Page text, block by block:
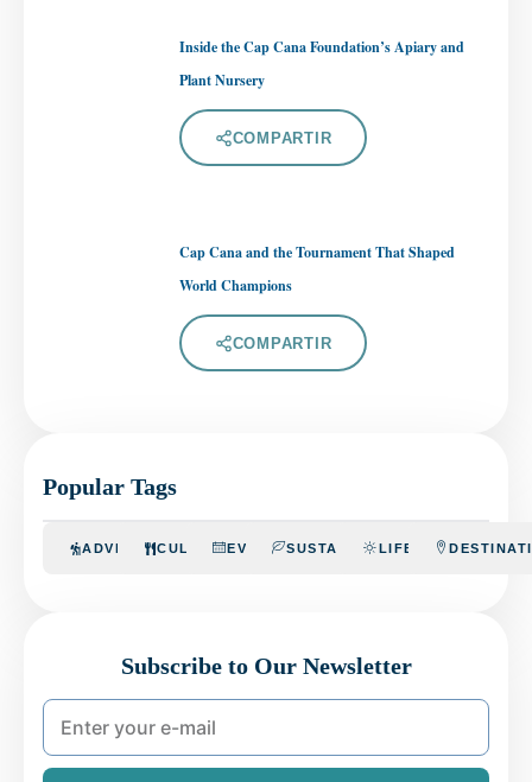
Inside the Cap Cana Foundation’s Apiary and
Plant Nursery
COMPARTIR
Cap Cana and the Tournament That Shaped
World Champions
COMPARTIR
Popular Tags
ADVENTURECULINARYEVENTSSUSTAINABILITYLIFESTYLE
Subscribe to Our Newsletter